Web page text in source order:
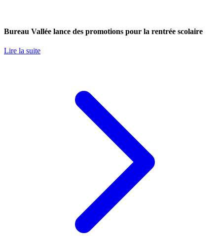
Bureau Vallée lance des promotions pour la rentrée scolaire
Lire la suite